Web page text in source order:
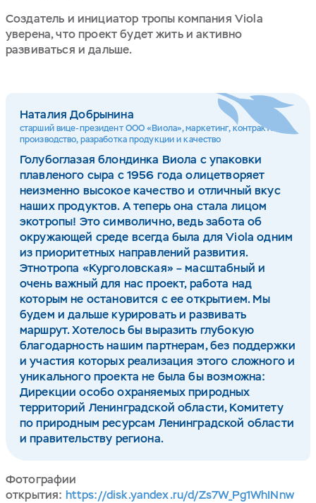
Создатель и инициатор тропы компания Viola
уверена, что проект будет жить и активно
развиваться и дальше.
Наталия Добрынина
старший вице-президент ООО «Виола», маркетинг, контрактное
производство, разработка продукции и качество
Голубоглазая блондинка Виола с упаковки
плавленого сыра с 1956 года олицетворяет
неизменно высокое качество и отличный вкус
наших продуктов. А теперь она стала лицом
экотропы! Это символично, ведь забота об
окружающей среде всегда была для Viola одним
из приоритетных направлений развития.
Этнотропа «Курголовская» – масштабный и
очень важный для нас проект, работа над
которым не остановится с ее открытием. Мы
будем и дальше курировать и развивать
маршрут. Хотелось бы выразить глубокую
благодарность нашим партнерам, без поддержки
и участия которых реализация этого сложного и
уникального проекта не была бы возможна:
Дирекции особо охраняемых природных
территорий Ленинградской области, Комитету
по природным ресурсам Ленинградской области
и правительству региона.
Фотографии
открытия: https://disk.yandex.ru/d/Zs7W_Pg1WhINnw